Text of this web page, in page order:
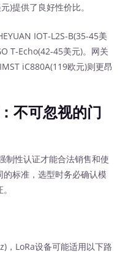
)提供了良好性价比。
IOT-L2S-B(35-45美
T-Echo(42-45美元)。网关
iC880A(119欧元)则更昂
可忽视的门
性认证才能合法销售和使
标准，选型时务必确认模
LoRa设备可能适用以下路